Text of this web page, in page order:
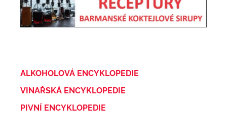
ALKOHOLOVÁ ENCYKLOPEDIE
VINAŘSKÁ ENCYKLOPEDIE
PIVNÍ ENCYKLOPEDIE